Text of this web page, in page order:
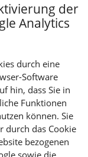
der
Analytics
durch eine
Software
hin, dass Sie in
Funktionen
können. Sie
durch das Cookie
bezogenen